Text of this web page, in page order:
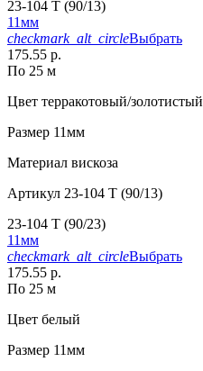
23-104 T (90/13)
11мм
checkmark_alt_circleВыбрать
175.55 р.
По 25 м
Цвет терракотовый/золотистый
Размер 11мм
Материал вискоза
Артикул 23-104 T (90/13)
23-104 T (90/23)
11мм
checkmark_alt_circleВыбрать
175.55 р.
По 25 м
Цвет белый
Размер 11мм